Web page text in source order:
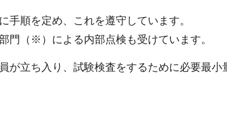
順を定め、これを遵守しています。
門（※）による内部点検も受けています。
立ち入り、試験検査をするために必要最小